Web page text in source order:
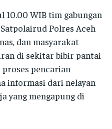
10.00 WIB tim gabungan
Polres Aceh
dan masyarakat
di sekitar bibir pantai
proses pencarian
informasi dari nelayan
yang mengapung di